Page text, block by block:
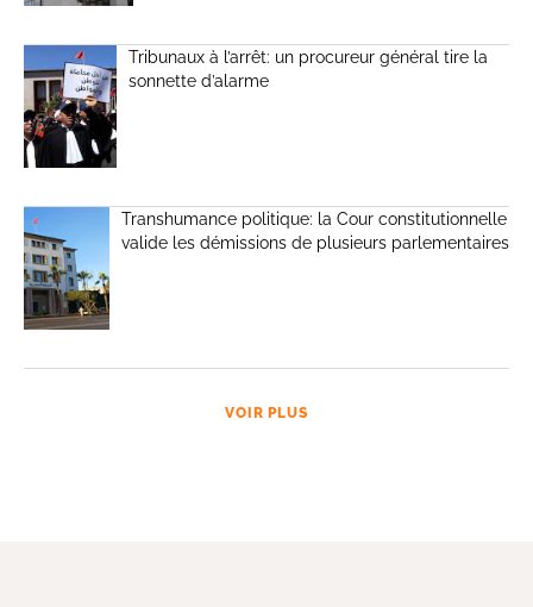
Tribunaux à l’arrêt: un procureur général tire la
sonnette d’alarme
Transhumance politique: la Cour constitutionnelle
valide les démissions de plusieurs parlementaires
VOIR PLUS